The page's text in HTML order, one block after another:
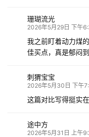
珊瑚流光
2026年5月29日 下午
我之前盯着动力煤
佳买点，真是郁闷到
刺猬宝宝
2026年5月30日 下午
这篇对比写得挺实
途中方
2026年5月31日 上午